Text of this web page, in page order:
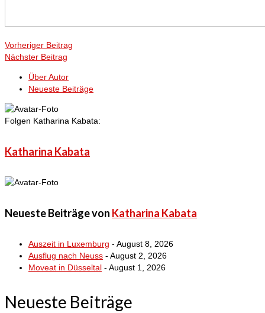
Vorheriger Beitrag
Nächster Beitrag
Über Autor
Neueste Beiträge
Folgen Katharina Kabata:
Katharina Kabata
Neueste Beiträge von Katharina Kabata
Auszeit in Luxemburg - August 8, 2026
Ausflug nach Neuss - August 2, 2026
Moveat in Düsseltal - August 1, 2026
Neueste Beiträge